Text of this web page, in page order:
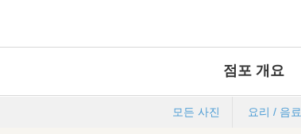
점포 개요
모든 사진 요리 / 음료